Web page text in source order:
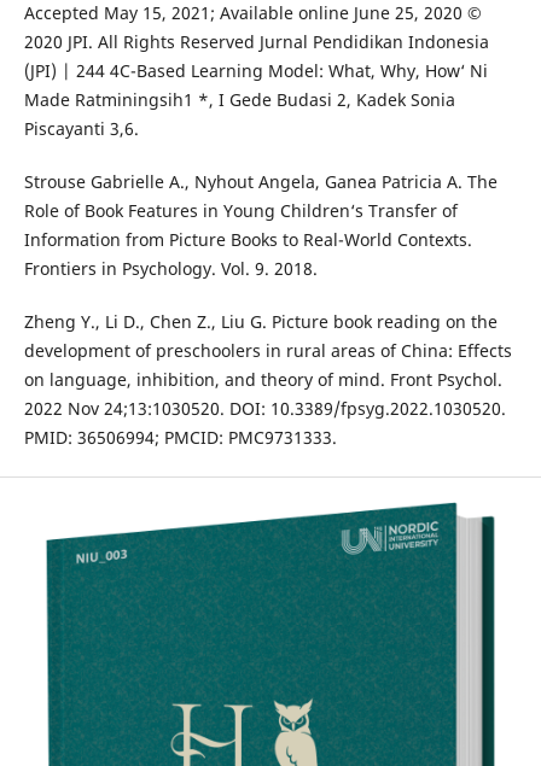
Accepted May 15, 2021; Available online June 25, 2020 ©
2020 JPI. All Rights Reserved Jurnal Pendidikan Indonesia
(JPI) | 244 4C-Based Learning Model: What, Why, How‘ Ni
Made Ratminingsih1 *, I Gede Budasi 2, Kadek Sonia
Piscayanti 3,6.
Strouse Gabrielle A., Nyhout Angela, Ganea Patricia A. The
Role of Book Features in Young Children‘s Transfer of
Information from Picture Books to Real-World Contexts.
Frontiers in Psychology. Vol. 9. 2018.
Zheng Y., Li D., Chen Z., Liu G. Picture book reading on the
development of preschoolers in rural areas of China: Effects
on language, inhibition, and theory of mind. Front Psychol.
2022 Nov 24;13:1030520. DOI: 10.3389/fpsyg.2022.1030520.
PMID: 36506994; PMCID: PMC9731333.